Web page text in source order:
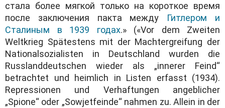
стала более мягкой только на короткое время
после заключения пакта между Гитлером и
Сталиным в 1939 годах.» («Vor dem Zweiten
Weltkrieg Spätestens mit der Machtergreifung der
Nationalsozialisten in Deutschland wurden die
Russlanddeutschen wieder als „innerer Feind“
betrachtet und heimlich in Listen erfasst (1934).
Repressionen und Verhaftungen angeblicher
„Spione“ oder „Sowjetfeinde“ nahmen zu. Allein in der